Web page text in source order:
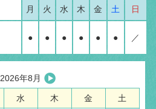
月 火 水 木 金 土 日
● ● ● ● ● ● ／
2026年8月
水 木 金 土